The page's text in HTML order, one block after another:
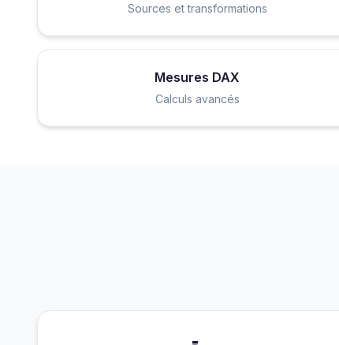
Sources et transformations
Mesures DAX
Calculs avancés